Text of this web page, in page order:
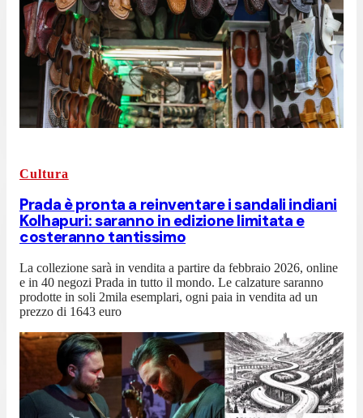
Cultura
Prada è pronta a reinventare i sandali indiani
Kolhapuri: saranno in edizione limitata e
costeranno tantissimo
La collezione sarà in vendita a partire da febbraio 2026, online
e in 40 negozi Prada in tutto il mondo. Le calzature saranno
prodotte in soli 2mila esemplari, ogni paia in vendita ad un
prezzo di 1643 euro